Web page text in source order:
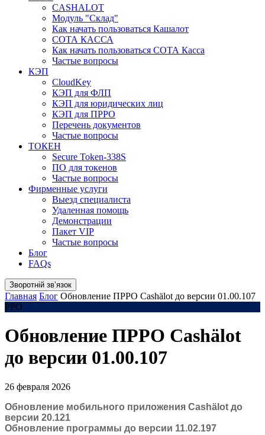
CASHALOT
Модуль "Склад"
Как начать пользоваться Кашалот
СОТА КАCСА
Как начать пользоваться СОТА Касса
Частые вопросы
КЭП
CloudKey
КЭП для ФЛП
КЭП для юридических лиц
КЭП для ПРРО
Перечень документов
Частые вопросы
ТОКЕН
Secure Token-338S
ПО для токенов
Частые вопросы
Фирменные услуги
Выезд специалиста
Удаленная помощь
Демонстрации
Пакет VIP
Частые вопросы
Блог
FAQs
Зворотній звʼязок
Главная Блог Обновление ПРРО Cashӓlot до версии 01.00.107
РРО
Обновление ПРРО Cashӓlot
до версии 01.00.107
26 февраля 2026
Обновление мобильного приложения Cashӓlot до
версии 20.121
Обновление программы до версии 11.02.197